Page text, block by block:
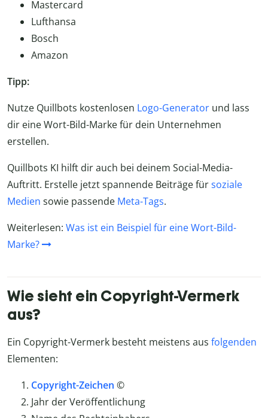
Mastercard
Lufthansa
Bosch
Amazon
Tipp:
Nutze Quillbots kostenlosen Logo-Generator und lass
dir eine Wort-Bild-Marke für dein Unternehmen
erstellen.
Quillbots KI hilft dir auch bei deinem Social-Media-
Auftritt. Erstelle jetzt spannende Beiträge fürsoziale
Medien sowie passende Meta-Tags.
Weiterlesen: Was ist ein Beispiel für eine Wort-Bild-
Marke?
Wie sieht ein Copyright-Vermerk
aus?
Ein Copyright-Vermerk besteht meistens aus folgenden
Elementen:
Copyright-Zeichen ©
Jahr der Veröffentlichung